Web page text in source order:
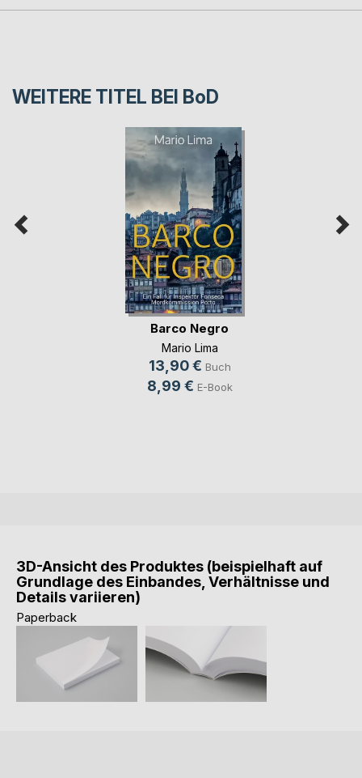
WEITERE TITEL BEI BoD
Barco Negro
Mario Lima
13,90 € Buch
8,99 € E-Book
3D-Ansicht des Produktes (beispielhaft auf
Grundlage des Einbandes, Verhältnisse und
Details variieren)
Paperback